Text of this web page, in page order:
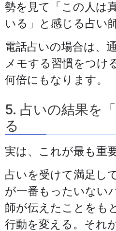
勢を見て「この人は
いる」と感じる占い
電話占いの場合は、
メモする習慣をつけ
何倍にもなります。
5. 占いの結果を
る
実は、これが最も重
占いを受けて満足し
が一番もったいない
師が伝えたことをも
行動を変える。それ